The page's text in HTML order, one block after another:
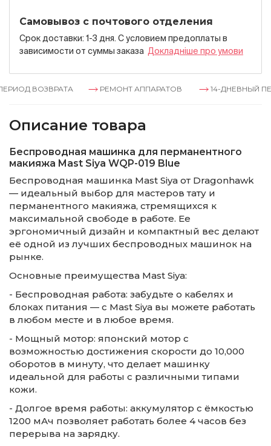
Самовывоз с почтового отделения
Срок доставки: 1-3 дня. С условием предоплаты в
зависимости от суммы заказа Докладнiше про умови
ВОЗВРАТА РЕМОНТ АППАРАТОВ 14-ДНЕВНЫЙ
Описание товара
Беспроводная машинка для перманентного
макияжа Mast Siya WQP-019 Blue
Беспроводная машинка Mast Siya от Dragonhawk
— идеальный выбор для мастеров тату и
перманентного макияжа, стремящихся к
максимальной свободе в работе. Ее
эргономичный дизайн и компактный вес делают
её одной из лучших беспроводных машинок на
рынке.
Основные преимущества Mast Siya:
- Беспроводная работа: забудьте о кабелях и
блоках питания — с Mast Siya вы можете работать
в любом месте и в любое время.
- Мощный мотор: японский мотор с
возможностью достижения скорости до 10,000
оборотов в минуту, что делает машинку
идеальной для работы с различными типами
кожи.
- Долгое время работы: аккумулятор с ёмкостью
1200 мАч позволяет работать более 4 часов без
перерыва на зарядку.